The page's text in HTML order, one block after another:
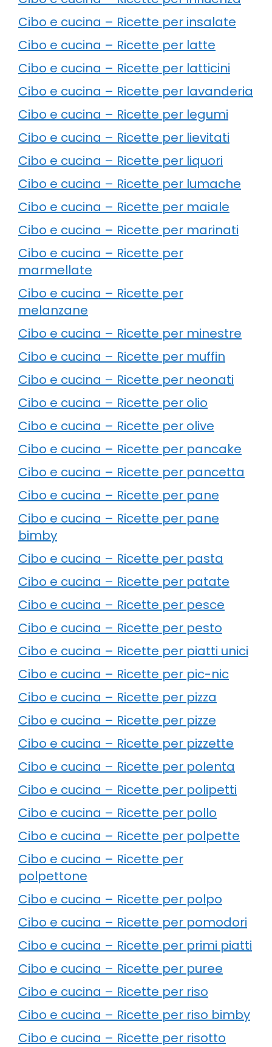
Cibo e cucina – Ricette per insalate
Cibo e cucina – Ricette per latte
Cibo e cucina – Ricette per latticini
Cibo e cucina – Ricette per lavanderia
Cibo e cucina – Ricette per legumi
Cibo e cucina – Ricette per lievitati
Cibo e cucina – Ricette per liquori
Cibo e cucina – Ricette per lumache
Cibo e cucina – Ricette per maiale
Cibo e cucina – Ricette per marinati
Cibo e cucina – Ricette per
marmellate
Cibo e cucina – Ricette per
melanzane
Cibo e cucina – Ricette per minestre
Cibo e cucina – Ricette per muffin
Cibo e cucina – Ricette per neonati
Cibo e cucina – Ricette per olio
Cibo e cucina – Ricette per olive
Cibo e cucina – Ricette per pancake
Cibo e cucina – Ricette per pancetta
Cibo e cucina – Ricette per pane
Cibo e cucina – Ricette per pane
bimby
Cibo e cucina – Ricette per pasta
Cibo e cucina – Ricette per patate
Cibo e cucina – Ricette per pesce
Cibo e cucina – Ricette per pesto
Cibo e cucina – Ricette per piatti unici
Cibo e cucina – Ricette per pic-nic
Cibo e cucina – Ricette per pizza
Cibo e cucina – Ricette per pizze
Cibo e cucina – Ricette per pizzette
Cibo e cucina – Ricette per polenta
Cibo e cucina – Ricette per polipetti
Cibo e cucina – Ricette per pollo
Cibo e cucina – Ricette per polpette
Cibo e cucina – Ricette per
polpettone
Cibo e cucina – Ricette per polpo
Cibo e cucina – Ricette per pomodori
Cibo e cucina – Ricette per primi piatti
Cibo e cucina – Ricette per puree
Cibo e cucina – Ricette per riso
Cibo e cucina – Ricette per riso bimby
Cibo e cucina – Ricette per risotto